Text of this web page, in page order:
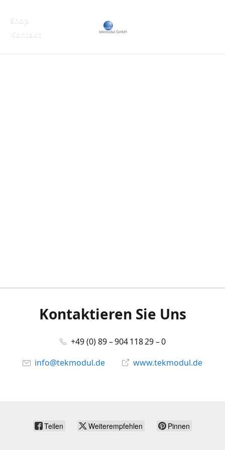
Shop
Kontakt
Kontaktieren Sie Uns
+49 (0) 89 – 904 118 29 – 0
info@tekmodul.de
www.tekmodul.de
Teilen Weiterempfehlen Pinnen